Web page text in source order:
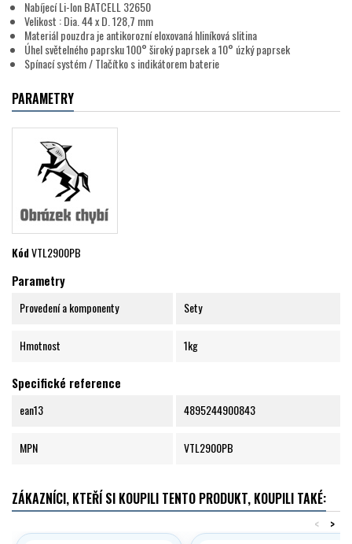
Nabíjecí Li-Ion BATCELL 32650
Velikost : Dia. 44 x D. 128,7 mm
Materiál pouzdra je antikorozní eloxovaná hliníková slitina
Úhel světelného paprsku 100° široký paprsek a 10° úzký paprsek
Spínací systém / Tlačítko s indikátorem baterie
PARAMETRY
KódVTL2900PB
Parametry
Provedení a komponenty Sety
Hmotnost 1kg
Specifické reference
ean13 4895244900843
MPN VTL2900PB
ZÁKAZNÍCI, KTEŘÍ SI KOUPILI TENTO PRODUKT, KOUPILI TAKÉ:
>
<